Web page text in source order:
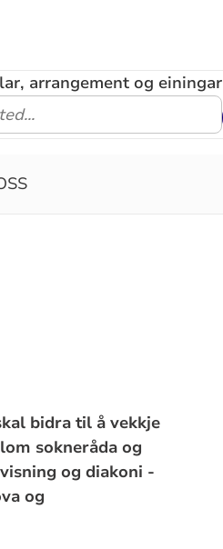
arrangement og einingar
bidra til å vekkje
sokneråda og
og diakoni -
og